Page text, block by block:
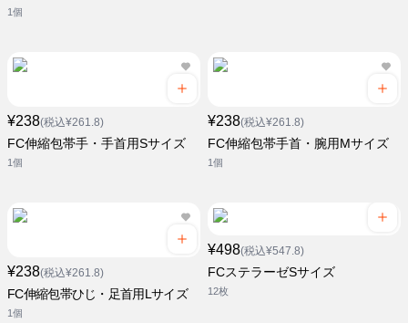
1個
¥238(税込¥261.8)
FC伸縮包帯手・手首用Sサイズ
1個
¥238(税込¥261.8)
FC伸縮包帯手首・腕用Mサイズ
1個
¥238(税込¥261.8)
FC伸縮包帯ひじ・足首用Lサイズ
1個
¥498(税込¥547.8)
FCステラーゼSサイズ
12枚